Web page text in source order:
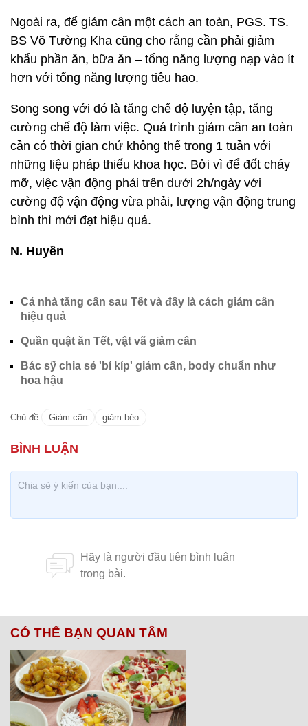
Ngoài ra, để giảm cân một cách an toàn, PGS. TS.
BS Võ Tường Kha cũng cho rằng cần phải giảm
khẩu phần ăn, bữa ăn – tổng năng lượng nạp vào ít
hơn với tổng năng lượng tiêu hao.
Song song với đó là tăng chế độ luyện tập, tăng
cường chế độ làm việc. Quá trình giảm cân an toàn
cần có thời gian chứ không thể trong 1 tuần với
những liệu pháp thiếu khoa học. Bởi vì để đốt cháy
mỡ, việc vận động phải trên dưới 2h/ngày với
cường độ vận động vừa phải, lượng vận động trung
bình thì mới đạt hiệu quả.
N. Huyền
Cả nhà tăng cân sau Tết và đây là cách giảm cân
hiệu quả
Quần quật ăn Tết, vật vã giảm cân
Bác sỹ chia sẻ 'bí kíp' giảm cân, body chuẩn như
hoa hậu
Chủ đề: Giảm cân giảm béo
CÓ THỂ BẠN QUAN TÂM